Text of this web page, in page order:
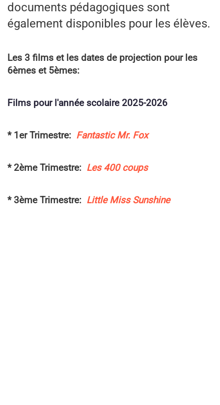
documents pédagogiques sont
également disponibles pour les élèves.
Les 3 films et les dates de projection pour les
6èmes et 5èmes:
Films pour l'année scolaire 2025-2026
* 1er Trimestre: Fantastic Mr. Fox
* 2ème Trimestre: Les 400 coups
* 3ème Trimestre: Little Miss Sunshine